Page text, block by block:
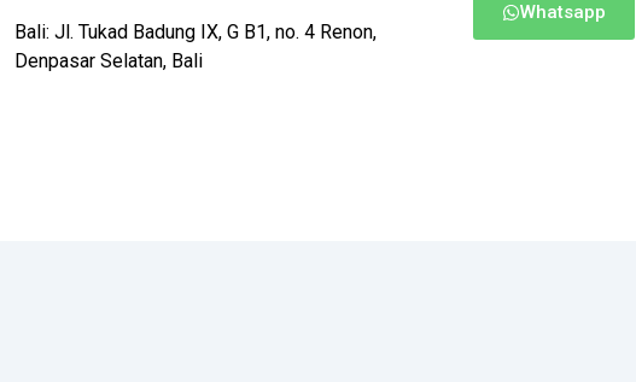
Bali: Jl. Tukad Badung IX, G B1, no. 4 Renon,
Denpasar Selatan, Bali
Whatsapp